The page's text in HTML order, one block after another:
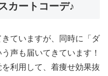
カートコーデ♪
ていますが、同時に「ダ
声も届いてきています！
利用して、着痩せ効果抜